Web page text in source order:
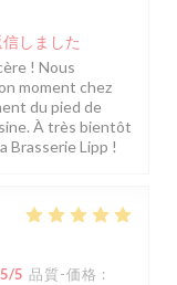
しました
! Nous
moment chez
du pied de
À très bientôt
Brasserie Lipp !
5/5 品質-価格 :